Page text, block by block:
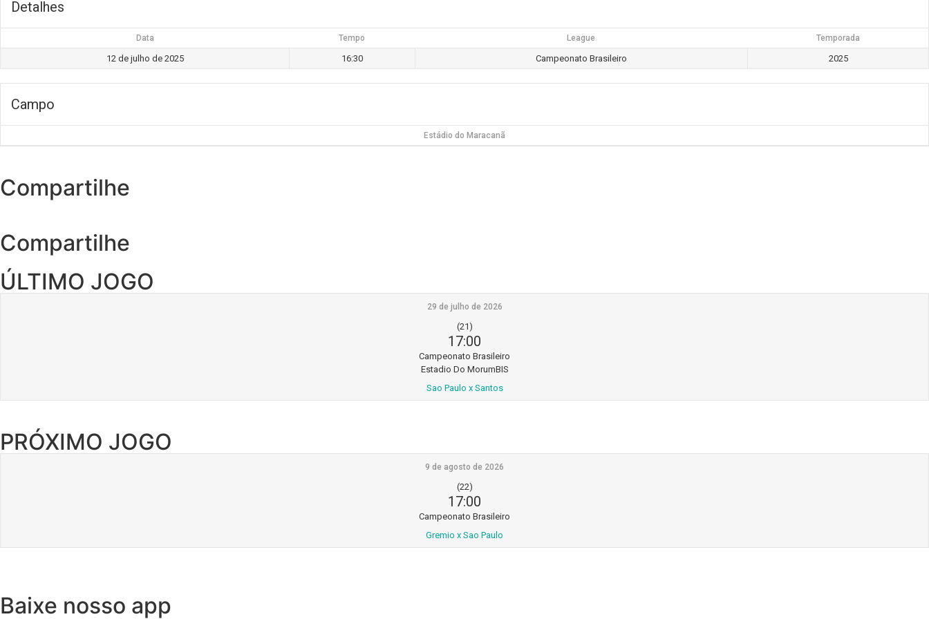
Detalhes
Data Tempo League Temporada
12 de julho de 2025 16:30 Campeonato Brasileiro 2025
Campo
Estádio do Maracanã
Compartilhe
Compartilhe
ÚLTIMO JOGO
29 de julho de 2026
(21)
17:00
Campeonato Brasileiro
Estadio Do MorumBIS
Sao Paulo x Santos
PRÓXIMO JOGO
9 de agosto de 2026
(22)
17:00
Campeonato Brasileiro
Gremio x Sao Paulo
Baixe nosso app